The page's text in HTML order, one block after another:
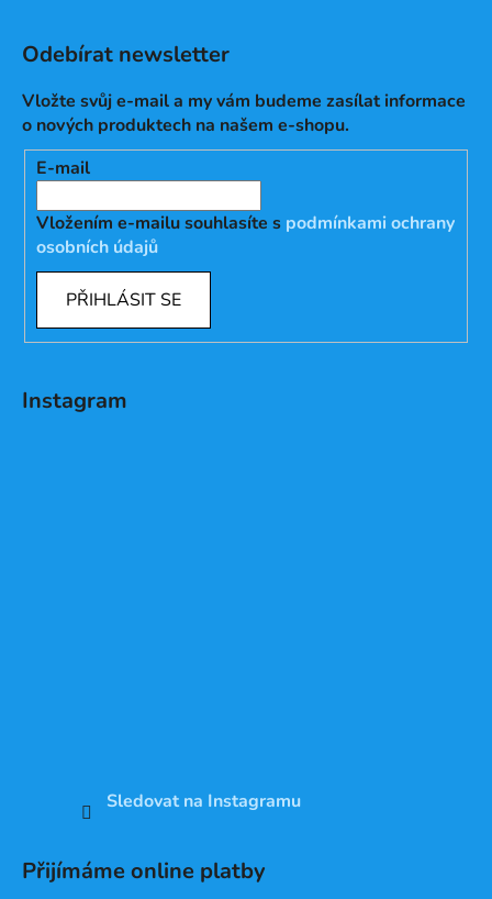
Odebírat newsletter
Vložte svůj e-mail a my vám budeme zasílat informace
o nových produktech na našem e-shopu.
E-mail
Vložením e-mailu souhlasíte s podmínkami ochrany
osobních údajů
PŘIHLÁSIT SE
Instagram
Sledovat na Instagramu
Přijímáme online platby